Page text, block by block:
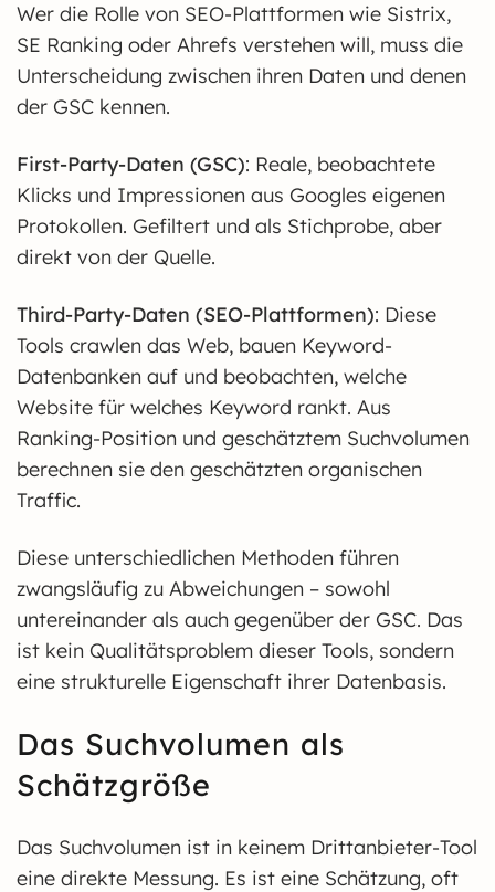
Wer die Rolle von SEO-Plattformen wie Sistrix,
SE Ranking oder Ahrefs verstehen will, muss die
Unterscheidung zwischen ihren Daten und denen
der GSC kennen.
First-Party-Daten (GSC): Reale, beobachtete
Klicks und Impressionen aus Googles eigenen
Protokollen. Gefiltert und als Stichprobe, aber
direkt von der Quelle.
Third-Party-Daten (SEO-Plattformen): Diese
Tools crawlen das Web, bauen Keyword-
Datenbanken auf und beobachten, welche
Website für welches Keyword rankt. Aus
Ranking-Position und geschätztem Suchvolumen
berechnen sie den geschätzten organischen
Traffic.
Diese unterschiedlichen Methoden führen
zwangsläufig zu Abweichungen – sowohl
untereinander als auch gegenüber der GSC. Das
ist kein Qualitätsproblem dieser Tools, sondern
eine strukturelle Eigenschaft ihrer Datenbasis.
Das Suchvolumen als
Schätzgröße
Das Suchvolumen ist in keinem Drittanbieter-Tool
eine direkte Messung. Es ist eine Schätzung, oft